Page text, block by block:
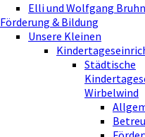
Elli und Wolfgang
Förderung & Bildung
Unsere Kleinen
Städtische
Wirbelwind